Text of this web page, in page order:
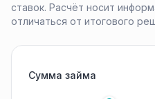
ставок. Расчёт носит
отличаться от итогового
Сумма займа